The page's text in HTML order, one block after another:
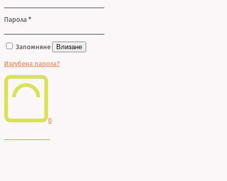
Парола *
Запомняне Влизане
Изгубена парола?
0